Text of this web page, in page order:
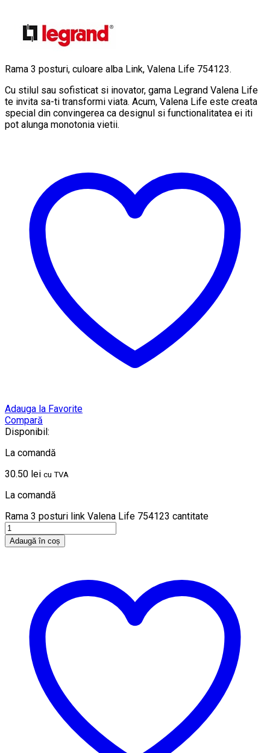
Rama 3 posturi, culoare alba Link, Valena Life 754123.
Cu stilul sau sofisticat si inovator, gama Legrand Valena Life
te invita sa-ti transformi viata. Acum, Valena Life este creata
special din convingerea ca designul si functionalitatea ei iti
pot alunga monotonia vietii.
Adauga la Favorite
Compară
Disponibil:
La comandă
30.50 lei cu TVA
La comandă
Rama 3 posturi link Valena Life 754123 cantitate
Adaugă în coș